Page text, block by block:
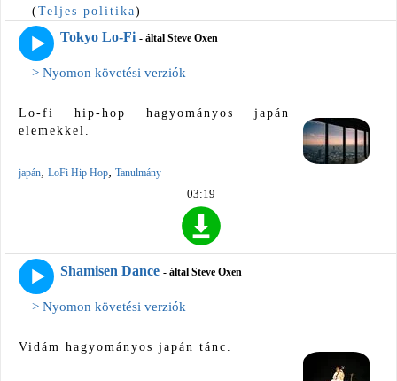
(Teljes politika)
Tokyo Lo-Fi - által Steve Oxen
> Nyomon követési verziók
Lo-fi hip-hop hagyományos japán
elemekkel.
japán, LoFi Hip Hop, Tanulmány
03:19
Shamisen Dance - által Steve Oxen
> Nyomon követési verziók
Vidám hagyományos japán tánc.